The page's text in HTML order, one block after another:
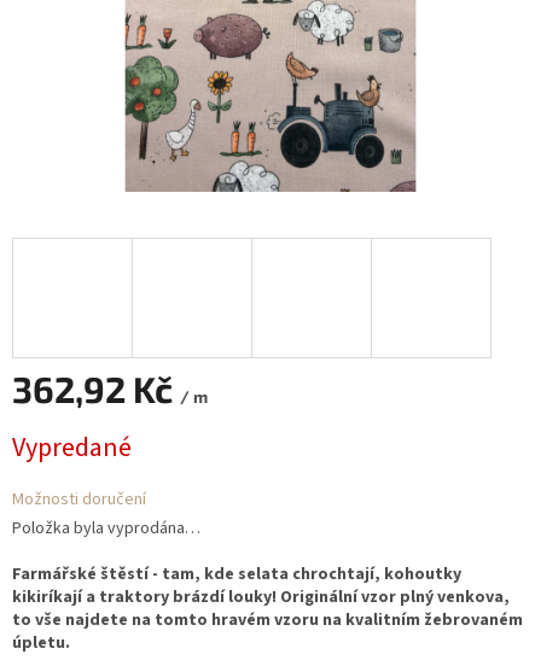
362,92 Kč / m
cena:
Vypredané
Možnosti doručení
Položka byla vyprodána…
Farmářské štěstí - tam, kde selata chrochtají, kohoutky
kikiríkají a traktory brázdí louky! Originální vzor plný venkova,
to vše najdete na tomto hravém vzoru na kvalitním žebrovaném
úpletu.